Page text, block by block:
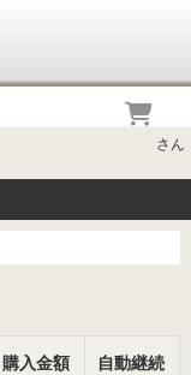
さん
購入金額 自動継続